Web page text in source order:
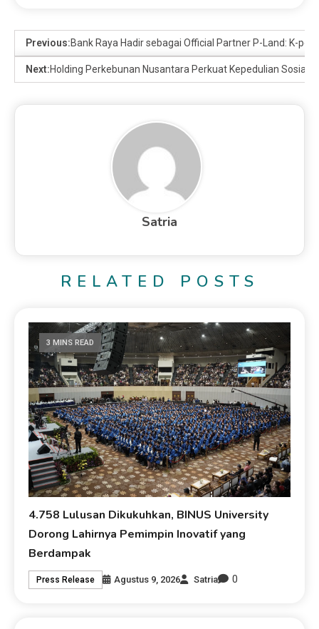
Previous:Bank Raya Hadir sebagai Official Partner P-Land: K-
Next:Holding Perkebunan Nusantara Perkuat Kepedulian Sosial,
Satria
RELATED POSTS
3 MINS READ
4.758 Lulusan Dikukuhkan, BINUS University
Dorong Lahirnya Pemimpin Inovatif yang
Berdampak
Press Release Agustus 9, 2026 Satria 0